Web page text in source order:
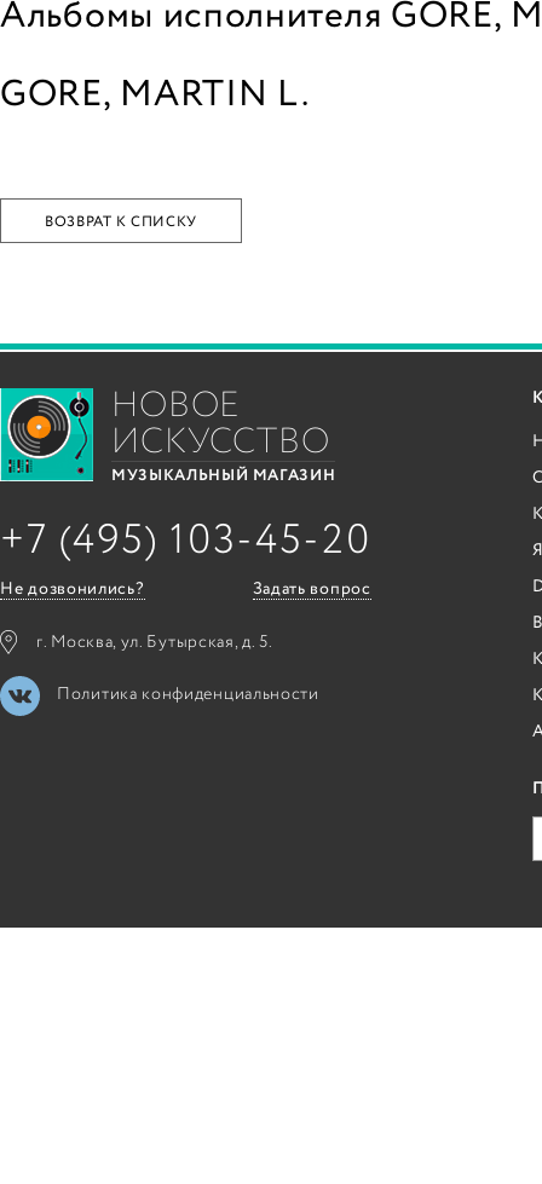
Альбомы исполнителя GORE,
GORE, MARTIN L.
ВОЗВРАТ К СПИСКУ
НОВОЕ
ИСКУССТВО
МУЗЫКАЛЬНЫЙ МАГАЗИН
+7 (495) 103-45-20
Не дозвонились? Задать вопрос
г. Москва, ул. Бутырская, д. 5.
Политика конфиденциальности